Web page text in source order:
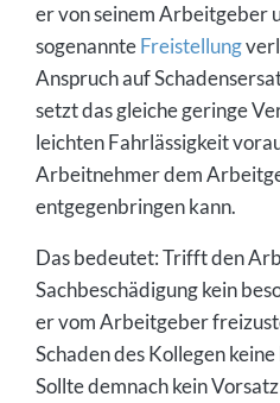
er von seinem Arbeitgeber
sogenannteFreistellung
Anspruch auf
setzt das gleiche geringe
leichten Fahrlässigkeit
Arbeitnehmer dem
entgegenbringen kann.
Das bedeutet: Trifft den
Sachbeschädigung kein
er vom Arbeitgeber
Schaden des Kollegen
Sollte demnach kein